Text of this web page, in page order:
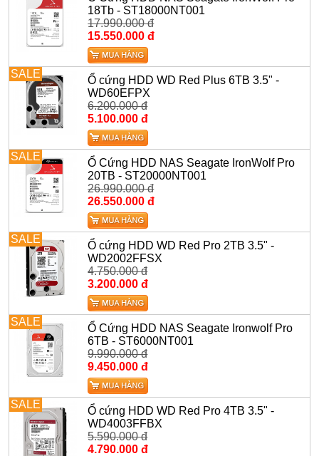
18Tb - ST18000NT001
17.990.000 đ
15.550.000 đ
SALE
Ổ cứng HDD WD Red Plus 6TB 3.5" -
WD60EFPX
6.200.000 đ
5.100.000 đ
SALE
Ổ Cứng HDD NAS Seagate IronWolf Pro
20TB - ST20000NT001
26.990.000 đ
26.550.000 đ
SALE
Ổ cứng HDD WD Red Pro 2TB 3.5" -
WD2002FFSX
4.750.000 đ
3.200.000 đ
SALE
Ổ Cứng HDD NAS Seagate Ironwolf Pro
6TB - ST6000NT001
9.990.000 đ
9.450.000 đ
SALE
Ổ cứng HDD WD Red Pro 4TB 3.5" -
WD4003FFBX
5.590.000 đ
4.790.000 đ